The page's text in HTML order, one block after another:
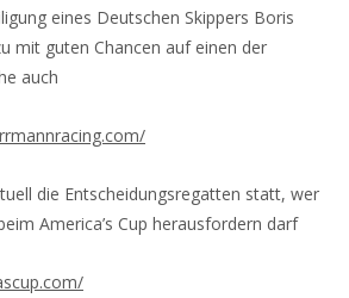
eines Deutschen Skippers Boris
mit guten Chancen auf einen der
auch
die Entscheidungsregatten statt, wer
America’s Cup herausfordern darf